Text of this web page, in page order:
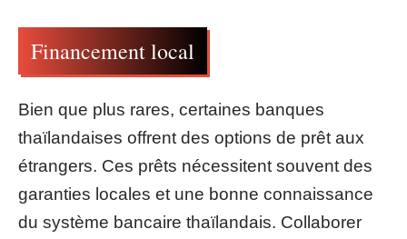
Financement local
Bien que plus rares, certaines banques
thaïlandaises offrent des options de prêt aux
étrangers. Ces prêts nécessitent souvent des
garanties locales et une bonne connaissance
du système bancaire thaïlandais. Collaborer